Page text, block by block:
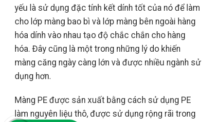
yếu là sử dụng đặc tính kết dính tốt của nó để làm
cho lớp màng bao bì và lớp màng bên ngoài hàng
hóa dính vào nhau tạo độ chắc chắn cho hàng
hóa. Đây cũng là một trong những lý do khiến
màng căng ngày càng lớn và được nhiều ngành sử
dụng hơn.
Màng PE được sản xuất bằng cách sử dụng PE
làm nguyên liệu thô, được sử dụng rộng rãi trong